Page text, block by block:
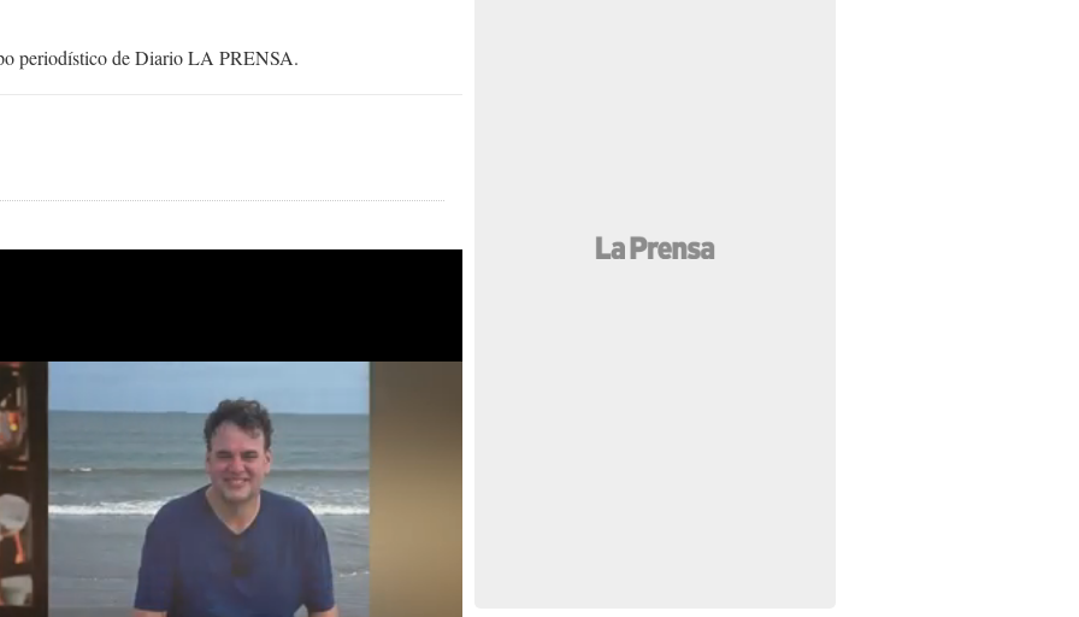
periodístico de Diario LA PRENSA.